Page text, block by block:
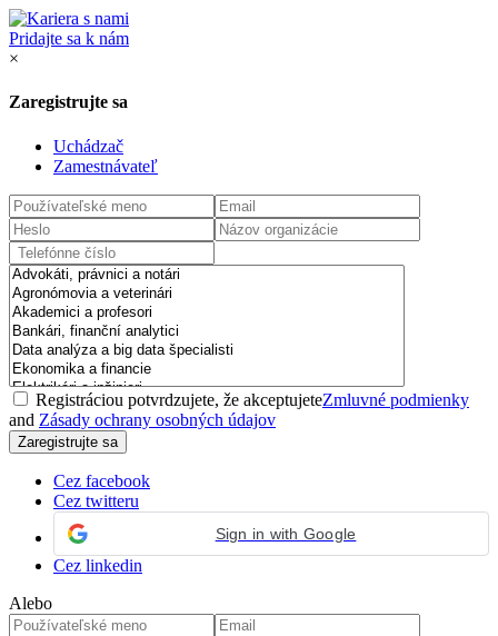
Pridajte sa k nám
×
Zaregistrujte sa
Uchádzač
Zamestnávateľ
Registráciou potvrdzujete, že akceptujeteZmluvné podmienky
and Zásady ochrany osobných údajov
Cez facebook
Cez twitteru
Sign in with Google
Cez linkedin
Alebo